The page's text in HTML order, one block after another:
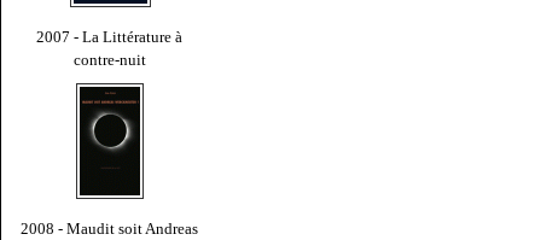
2007 - La Littérature à
contre-nuit
2008 - Maudit soit Andreas